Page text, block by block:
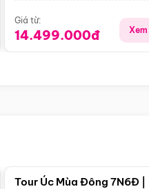
Giá từ:
14.499.000đ
Tour Úc Mùa Đông 7N6Đ |